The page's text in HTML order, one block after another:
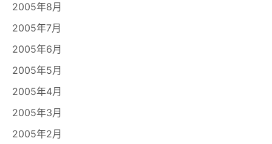
2005年8月
2005年7月
2005年6月
2005年5月
2005年4月
2005年3月
2005年2月